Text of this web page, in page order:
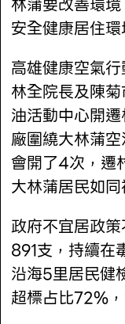
安全健康居住環
高雄健康空氣
林全院長及陳
油活動中心開
廠圍繞大林蒲
會開了4次，遷
大林蒲居民如
政府不宜居政
891支，持續在
沿海5里居民健
超標占比72%